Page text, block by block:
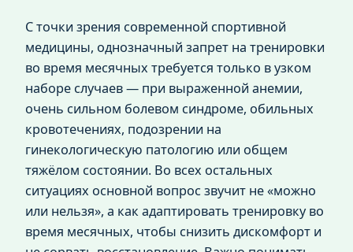
С точки зрения современной спортивной
медицины, однозначный запрет на тренировки
во время месячных требуется только в узком
наборе случаев — при выраженной анемии,
очень сильном болевом синдроме, обильных
кровотечениях, подозрении на
гинекологическую патологию или общем
тяжёлом состоянии. Во всех остальных
ситуациях основной вопрос звучит не «можно
или нельзя», а как адаптировать тренировку во
время месячных, чтобы снизить дискомфорт и